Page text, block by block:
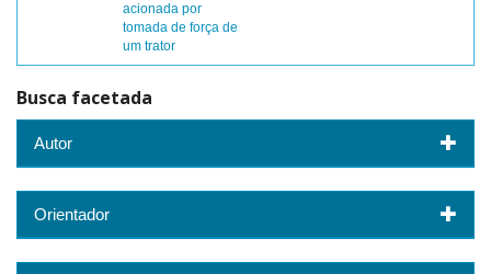
acionada por
tomada de força de
um trator
Busca facetada
Autor
Orientador